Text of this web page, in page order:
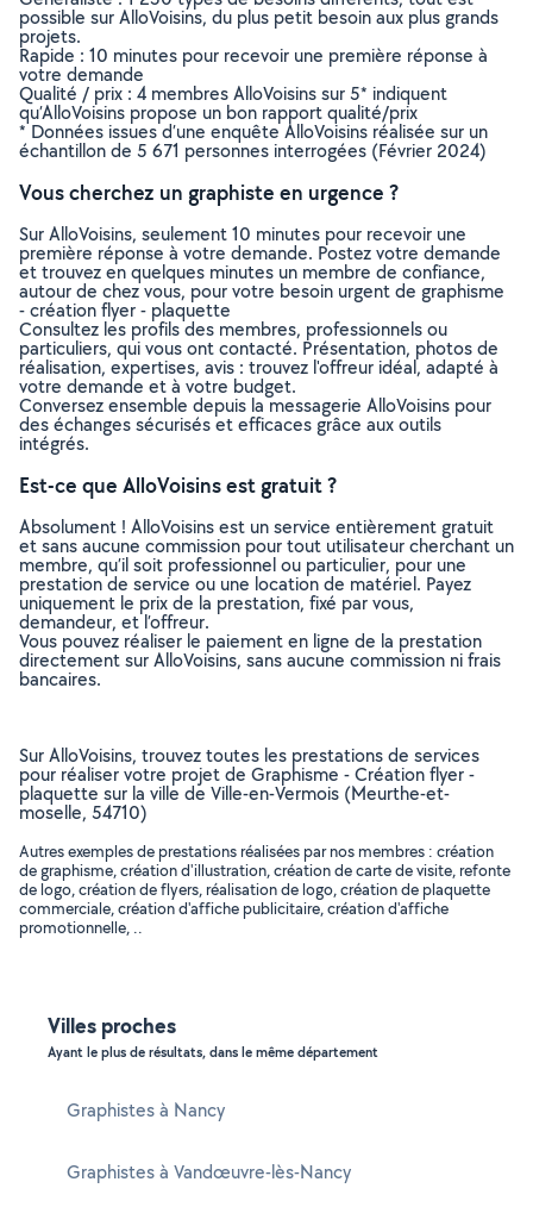
possible sur AlloVoisins, du plus petit besoin aux plus grands
projets.
Rapide : 10 minutes pour recevoir une première réponse à
votre demande
Qualité / prix : 4 membres AlloVoisins sur 5* indiquent
qu’AlloVoisins propose un bon rapport qualité/prix
* Données issues d’une enquête AlloVoisins réalisée sur un
échantillon de 5 671 personnes interrogées (Février 2024)
Vous cherchez un graphiste en urgence ?
Sur AlloVoisins, seulement 10 minutes pour recevoir une
première réponse à votre demande. Postez votre demande
et trouvez en quelques minutes un membre de confiance,
autour de chez vous, pour votre besoin urgent de graphisme
- création flyer - plaquette
Consultez les profils des membres, professionnels ou
particuliers, qui vous ont contacté. Présentation, photos de
réalisation, expertises, avis : trouvez l'offreur idéal, adapté à
votre demande et à votre budget.
Conversez ensemble depuis la messagerie AlloVoisins pour
des échanges sécurisés et efficaces grâce aux outils
intégrés.
Est-ce que AlloVoisins est gratuit ?
Absolument ! AlloVoisins est un service entièrement gratuit
et sans aucune commission pour tout utilisateur cherchant un
membre, qu’il soit professionnel ou particulier, pour une
prestation de service ou une location de matériel. Payez
uniquement le prix de la prestation, fixé par vous,
demandeur, et l’offreur.
Vous pouvez réaliser le paiement en ligne de la prestation
directement sur AlloVoisins, sans aucune commission ni frais
bancaires.
Sur AlloVoisins, trouvez toutes les prestations de services
pour réaliser votre projet de Graphisme - Création flyer -
plaquette sur la ville de Ville-en-Vermois (Meurthe-et-
moselle, 54710)
Autres exemples de prestations réalisées par nos membres : création
de graphisme, création d'illustration, création de carte de visite, refonte
de logo, création de flyers, réalisation de logo, création de plaquette
commerciale, création d'affiche publicitaire, création d'affiche
promotionnelle, ..
Villes proches
Ayant le plus de résultats, dans le même département
Graphistes à Nancy
Graphistes à Vandœuvre-lès-Nancy